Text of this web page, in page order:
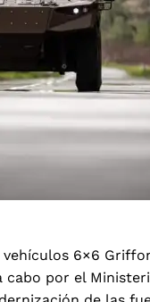
6×6
cabo por el